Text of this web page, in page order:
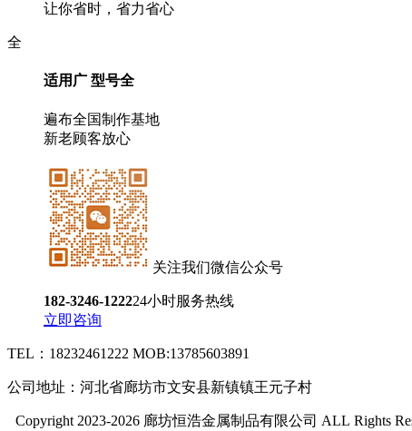
让你省时，省力省心
全
适用广 型号全
遍布全国制作基地
新老顾客放心
关注我们微信公众号
182-3246-122224小时服务热线
立即咨询
TEL：18232461222 MOB:13785603891
公司地址：河北省廊坊市文安县新镇镇王元子村
Copyright 2023-2026 廊坊恒浩金属制品有限公司 ALL Rights